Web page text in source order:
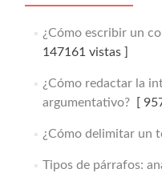
¿Cómo escribir un
147161 vistas ]
¿Cómo redactar la
argumentativo?[
¿Cómo delimitar un
Tipos de párrafos: